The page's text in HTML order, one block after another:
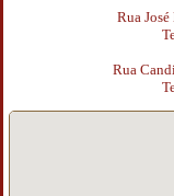
Rua
Rua